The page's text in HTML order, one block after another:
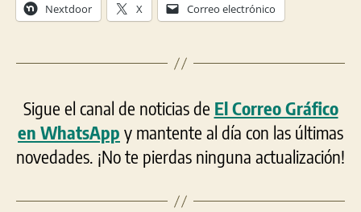
Nextdoor X Correo electrónico
Sigue el canal de noticias de El Correo Gráfico
en WhatsApp y mantente al día con las últimas
novedades. ¡No te pierdas ninguna actualización!